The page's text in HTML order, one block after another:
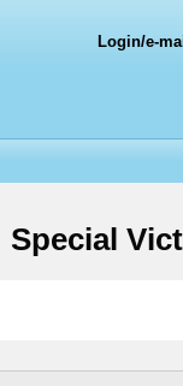
Login/e-
Special